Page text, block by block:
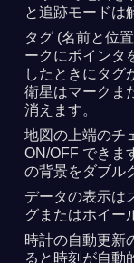
と追跡モードは
タグ (名前と位
ークにポインタ
したときにタグ
衛星はマークま
消えます。
地図の上端のチ
ON/OFF できま
の背景をダブル
データの表示は
グまたはホイー
時計の自動更新
ると時刻が自動